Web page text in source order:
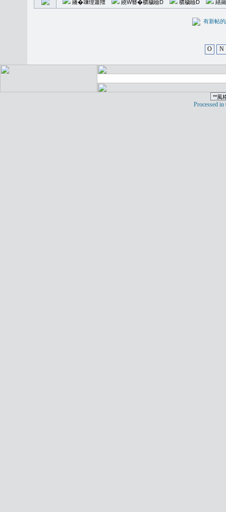
繙�𥪕理簫羶 繞W簪�穠穢瞼D 穠穢瞼D 繕
有新
O N
Processed